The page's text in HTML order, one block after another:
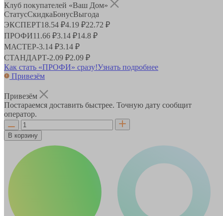
Клуб покупателей «Ваш Дом»
СтатусСкидкаБонусВыгода
ЭКСПЕРТ18.54 ₽4.19 ₽22.72 ₽
ПРОФИ11.66 ₽3.14 ₽14.8 ₽
МАСТЕР-3.14 ₽3.14 ₽
СТАНДАРТ-2.09 ₽2.09 ₽
Как стать «ПРОФИ» сразу!Узнать подробнее
Привезём
Привезём
Постараемся доставить быстрее. Точную дату сообщит
оператор.
В корзину